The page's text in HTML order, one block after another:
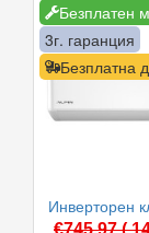
Безплатен
Безплатна
3г. гаранция
€745.97(